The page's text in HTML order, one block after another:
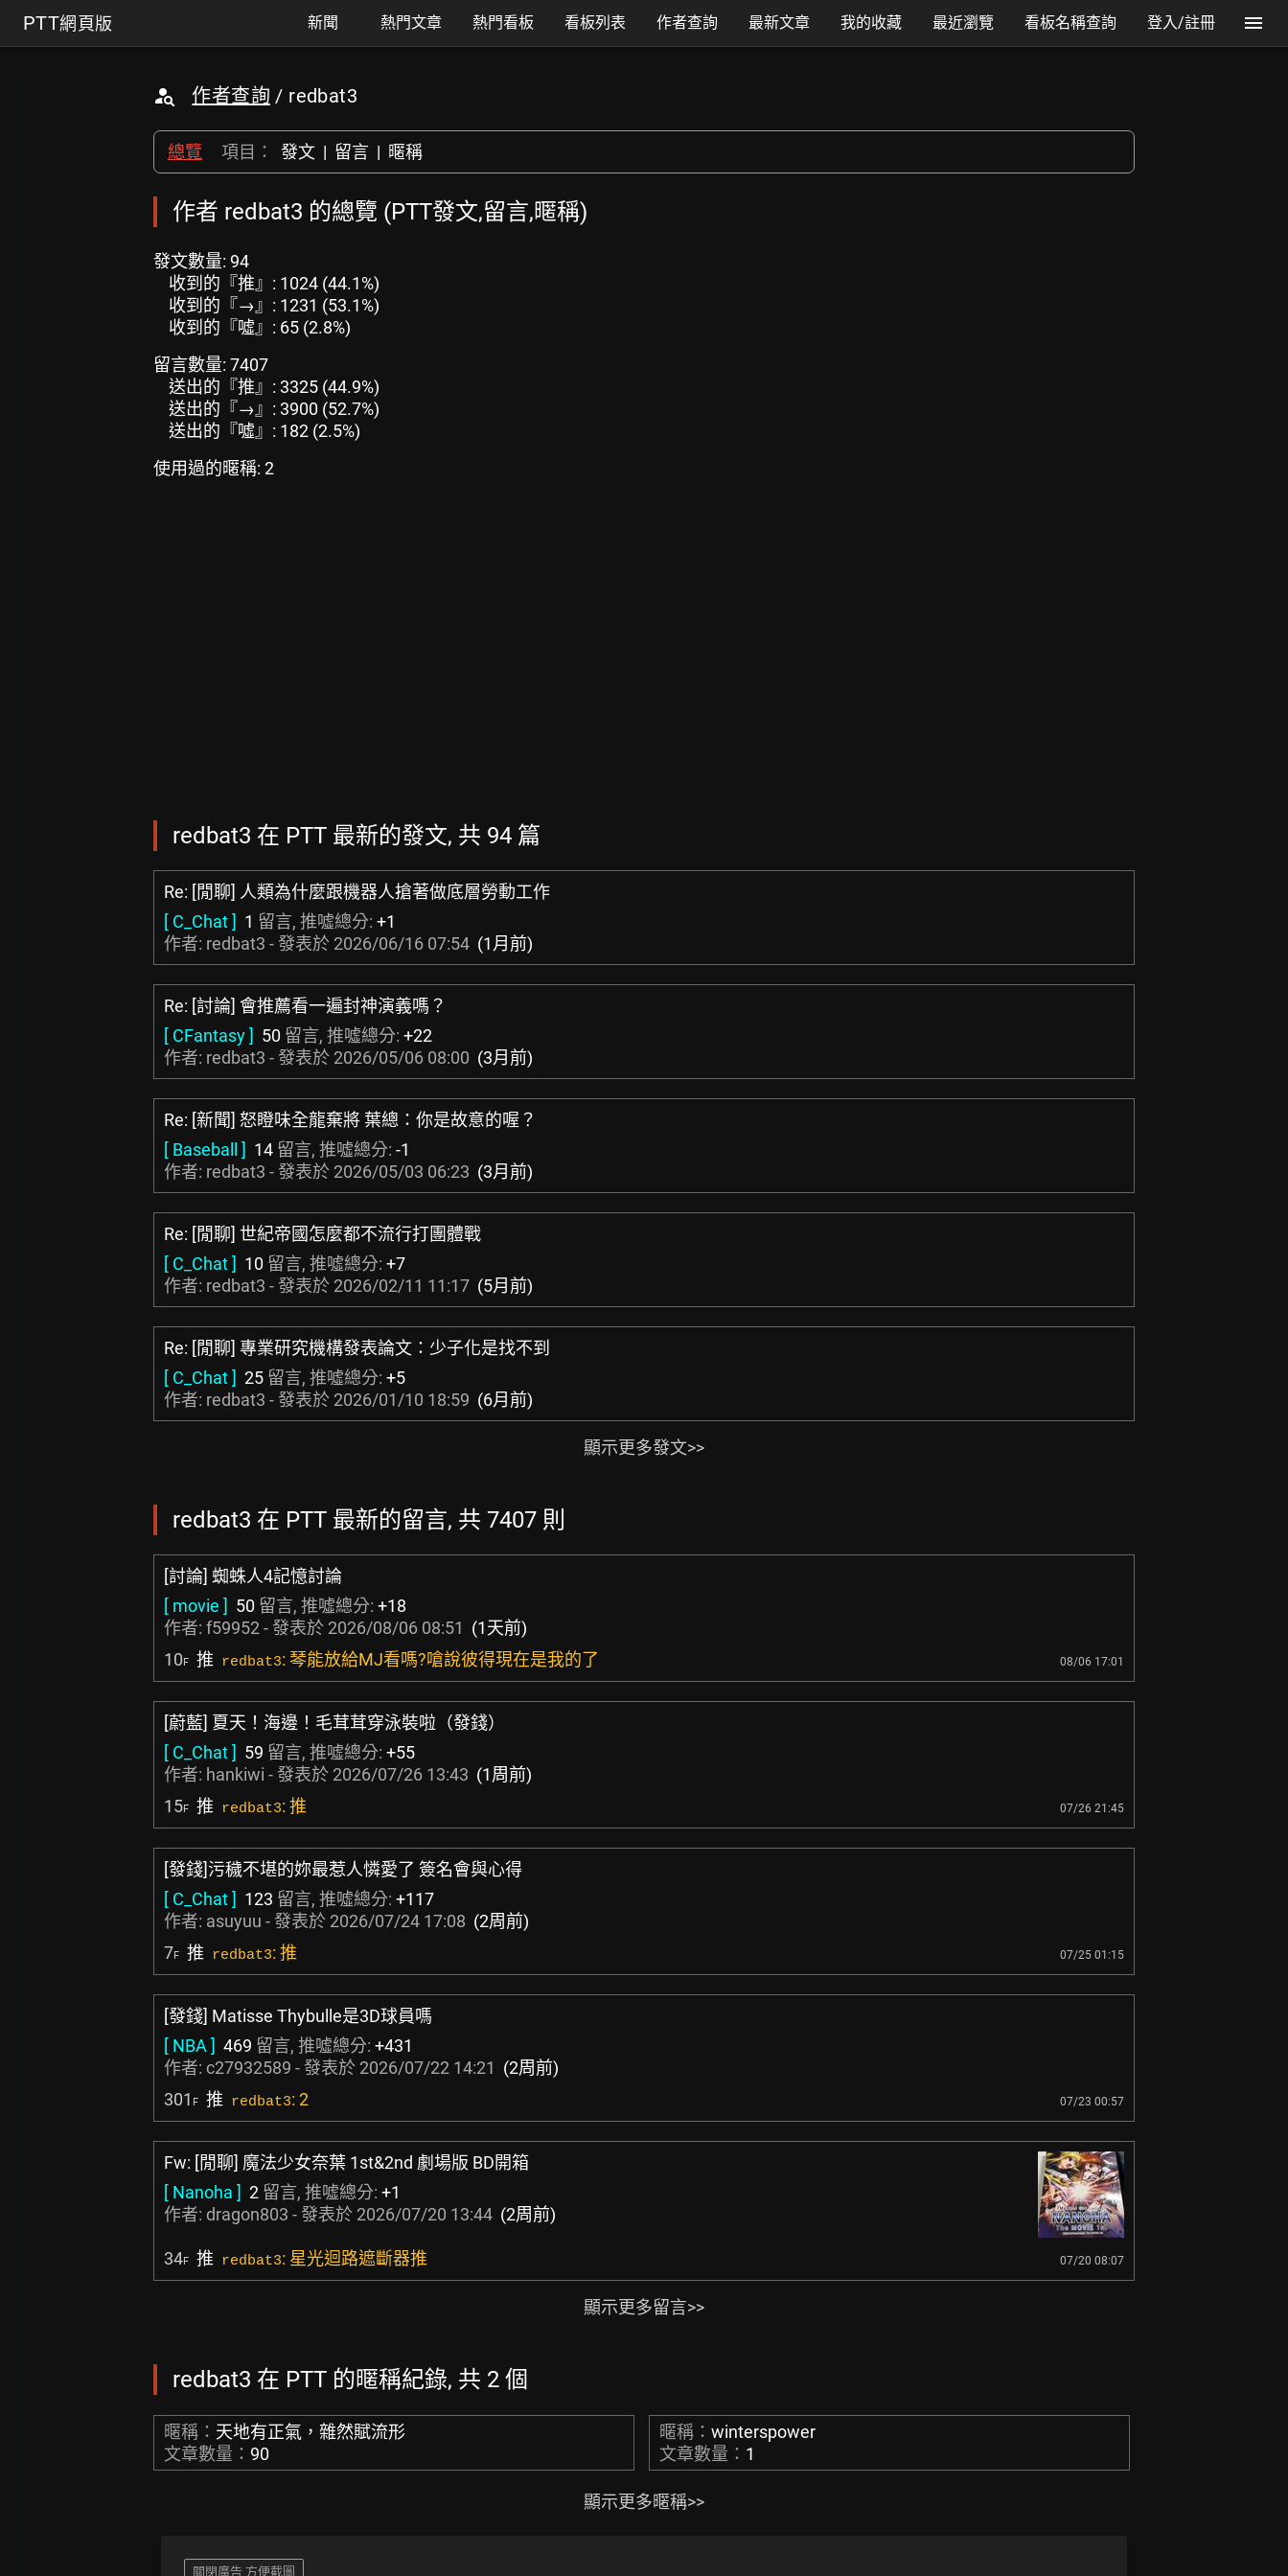
PTT網頁版 新聞 熱門文章 熱門看板 看板列表 作者查詢 最新文章 我的收藏 最近瀏覽 看板名稱查詢 登入/註冊
作者查詢 / redbat3
總覽 項目： 發文 | 留言 | 暱稱
作者 redbat3 的總覽 (PTT發文,留言,暱稱)
發文數量: 94
收到的『推』: 1024 (44.1%)
收到的『→』: 1231 (53.1%)
收到的『噓』: 65 (2.8%)
留言數量: 7407
送出的『推』: 3325 (44.9%)
送出的『→』: 3900 (52.7%)
送出的『噓』: 182 (2.5%)
使用過的暱稱: 2
redbat3 在 PTT 最新的發文, 共 94 篇
Re: [閒聊] 人類為什麼跟機器人搶著做底層勞動工作
[ C_Chat ] 1 留言, 推噓總分: +1
作者: redbat3 - 發表於 2026/06/16 07:54 (1月前)
Re: [討論] 會推薦看一遍封神演義嗎？
[ CFantasy ] 50 留言, 推噓總分: +22
作者: redbat3 - 發表於 2026/05/06 08:00 (3月前)
Re: [新聞] 怒瞪味全龍棄將 葉總：你是故意的喔？
[ Baseball ] 14 留言, 推噓總分: -1
作者: redbat3 - 發表於 2026/05/03 06:23 (3月前)
Re: [閒聊] 世紀帝國怎麼都不流行打團體戰
[ C_Chat ] 10 留言, 推噓總分: +7
作者: redbat3 - 發表於 2026/02/11 11:17 (5月前)
Re: [閒聊] 專業研究機構發表論文：少子化是找不到
[ C_Chat ] 25 留言, 推噓總分: +5
作者: redbat3 - 發表於 2026/01/10 18:59 (6月前)
顯示更多發文>>
redbat3 在 PTT 最新的留言, 共 7407 則
[討論] 蜘蛛人4記憶討論
[ movie ] 50 留言, 推噓總分: +18
作者: f59952 - 發表於 2026/08/06 08:51 (1天前)
10F 推 redbat3: 琴能放給MJ看嗎?嗆說彼得現在是我的了 08/06 17:01
[蔚藍] 夏天！海邊！毛茸茸穿泳裝啦（發錢）
[ C_Chat ] 59 留言, 推噓總分: +55
作者: hankiwi - 發表於 2026/07/26 13:43 (1周前)
15F 推 redbat3: 推 07/26 21:45
[發錢]污穢不堪的妳最惹人憐愛了 簽名會與心得
[ C_Chat ] 123 留言, 推噓總分: +117
作者: asuyuu - 發表於 2026/07/24 17:08 (2周前)
7F 推 redbat3: 推 07/25 01:15
[發錢] Matisse Thybulle是3D球員嗎
[ NBA ] 469 留言, 推噓總分: +431
作者: c27932589 - 發表於 2026/07/22 14:21 (2周前)
301 F 推 redbat3: 2 07/23 00:57
Fw: [閒聊] 魔法少女奈葉 1st&2nd 劇場版 BD開箱
[ Nanoha ] 2 留言, 推噓總分: +1
作者: dragon803 - 發表於 2026/07/20 13:44 (2周前)
34F 推 redbat3: 星光迴路遮斷器推 07/20 08:07
顯示更多留言>>
redbat3 在 PTT 的暱稱紀錄, 共 2 個
暱稱： 天地有正氣，雜然賦流形
文章數量： 90
暱稱： winterspower
文章數量： 1
顯示更多暱稱>>
關閉廣告 方便截圖